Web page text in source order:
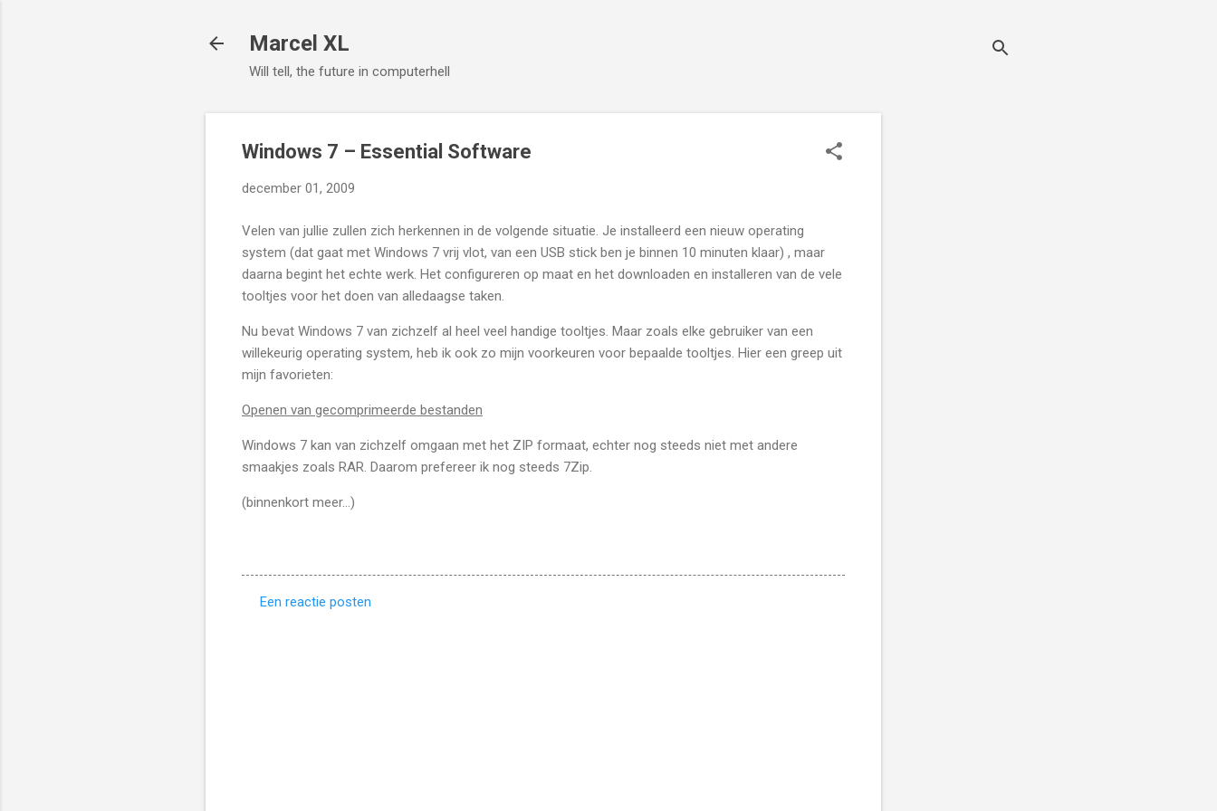
Marcel XL
Will tell, the future in computerhell
Windows 7 – Essential Software
december 01, 2009
Velen van jullie zullen zich herkennen in de volgende situatie. Je installeerd een nieuw operating
system (dat gaat met Windows 7 vrij vlot, van een USB stick ben je binnen 10 minuten klaar) , maar
daarna begint het echte werk. Het configureren op maat en het downloaden en installeren van de vele
tooltjes voor het doen van alledaagse taken.
Nu bevat Windows 7 van zichzelf al heel veel handige tooltjes. Maar zoals elke gebruiker van een
willekeurig operating system, heb ik ook zo mijn voorkeuren voor bepaalde tooltjes. Hier een greep uit
mijn favorieten:
Openen van gecomprimeerde bestanden
Windows 7 kan van zichzelf omgaan met het ZIP formaat, echter nog steeds niet met andere
smaakjes zoals RAR. Daarom prefereer ik nog steeds 7Zip.
(binnenkort meer…)
Een reactie posten